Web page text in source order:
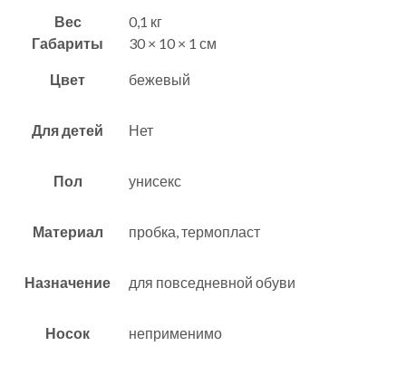
Вес
0,1 кг
Габариты
30 × 10 × 1 см
Цвет бежевый
Для детей Нет
Пол унисекс
Материал пробка, термопласт
Назначение для повседневной обуви
Носок неприменимо